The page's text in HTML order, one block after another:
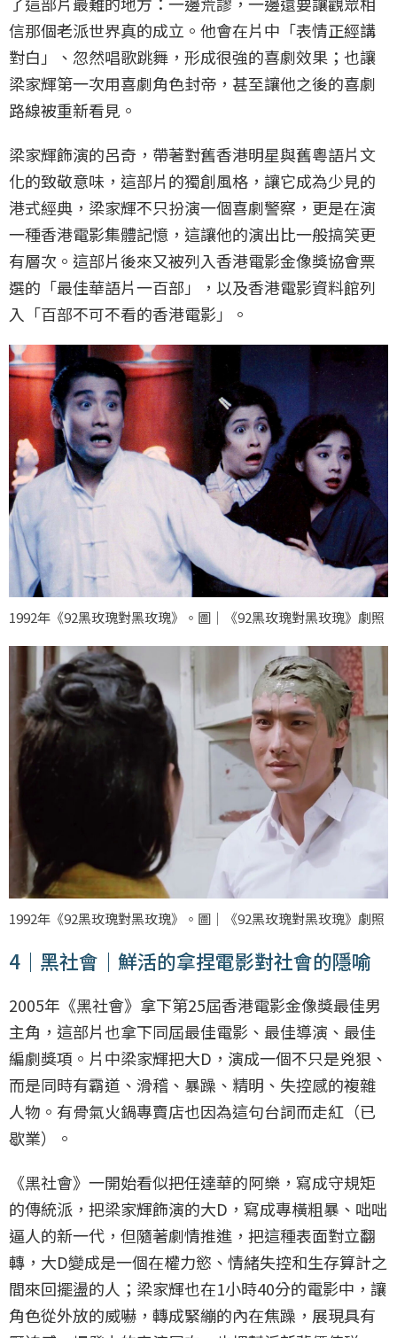
信那個老派世界真的成立。他會在片中「表情正經講
對白」、忽然唱歌跳舞，形成很強的喜劇效果；也讓
梁家輝第一次用喜劇角色封帝，甚至讓他之後的喜劇
路線被重新看見。
梁家輝飾演的呂奇，帶著對舊香港明星與舊粵語片文
化的致敬意味，這部片的獨創風格，讓它成為少見的
港式經典，梁家輝不只扮演一個喜劇警察，更是在演
一種香港電影集體記憶，這讓他的演出比一般搞笑更
有層次。這部片後來又被列入香港電影金像獎協會票
選的「最佳華語片一百部」，以及香港電影資料館列
入「百部不可不看的香港電影」。
1992年《92黑玫瑰對黑玫瑰》。圖｜《92黑玫瑰對黑玫瑰》劇照
1992年《92黑玫瑰對黑玫瑰》。圖｜《92黑玫瑰對黑玫瑰》劇照
4｜黑社會｜鮮活的拿捏電影對社會的隱喻
2005年《黑社會》拿下第25屆香港電影金像獎最佳男
主角，這部片也拿下同屆最佳電影、最佳導演、最佳
編劇獎項。片中梁家輝把大D，演成一個不只是兇狠、
而是同時有霸道、滑稽、暴躁、精明、失控感的複雜
人物。有骨氣火鍋專賣店也因為這句台詞而走紅（已
歇業）。
《黑社會》一開始看似把任達華的阿樂，寫成守規矩
的傳統派，把梁家輝飾演的大D，寫成專橫粗暴、咄咄
逼人的新一代，但隨著劇情推進，把這種表面對立翻
轉，大D變成是一個在權力慾、情緒失控和生存算計之
間來回擺盪的人；梁家輝也在1小時40分的電影中，讓
角色從外放的威嚇，轉成緊繃的內在焦躁，展現具有